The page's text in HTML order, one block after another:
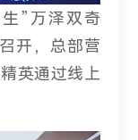
”万泽双奇
开，总部营
英通过线上